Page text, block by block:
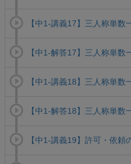
【中1-講義17】三人称単数
【中1-解答17】三人称単数
【中1-講義18】三人称単数
【中1-解答18】三人称単数
【中1-講義19】許可・依頼